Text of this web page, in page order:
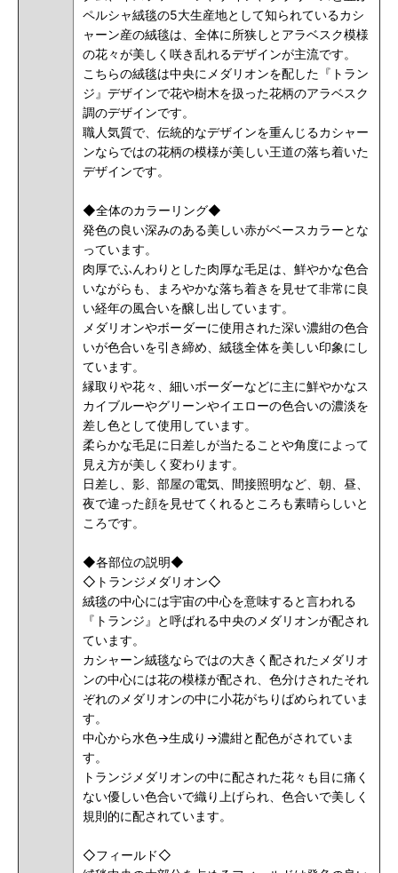
ペルシャ絨毯の5大生産地として知られているカシ
ャーン産の絨毯は、全体に所狭しとアラベスク模様
の花々が美しく咲き乱れるデザインが主流です。
こちらの絨毯は中央にメダリオンを配した『トラン
ジ』デザインで花や樹木を扱った花柄のアラベスク
調のデザインです。
職人気質で、伝統的なデザインを重んじるカシャー
ンならではの花柄の模様が美しい王道の落ち着いた
デザインです。
◆全体のカラーリング◆
発色の良い深みのある美しい赤がベースカラーとな
っています。
肉厚でふんわりとした肉厚な毛足は、鮮やかな色合
いながらも、まろやかな落ち着きを見せて非常に良
い経年の風合いを醸し出しています。
メダリオンやボーダーに使用された深い濃紺の色合
いが色合いを引き締め、絨毯全体を美しい印象にし
ています。
縁取りや花々、細いボーダーなどに主に鮮やかなス
カイブルーやグリーンやイエローの色合いの濃淡を
差し色として使用しています。
柔らかな毛足に日差しが当たることや角度によって
見え方が美しく変わります。
日差し、影、部屋の電気、間接照明など、朝、昼、
夜で違った顔を見せてくれるところも素晴らしいと
ころです。
◆各部位の説明◆
◇トランジメダリオン◇
絨毯の中心には宇宙の中心を意味すると言われる
『トランジ』と呼ばれる中央のメダリオンが配され
ています。
カシャーン絨毯ならではの大きく配されたメダリオ
ンの中心には花の模様が配され、色分けされたそれ
ぞれのメダリオンの中に小花がちりばめられていま
す。
中心から水色→生成り→濃紺と配色がされていま
す。
トランジメダリオンの中に配された花々も目に痛く
ない優しい色合いで織り上げられ、色合いで美しく
規則的に配されています。
◇フィールド◇